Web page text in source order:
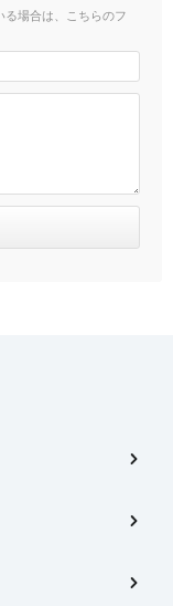
場合は、こちらのフ